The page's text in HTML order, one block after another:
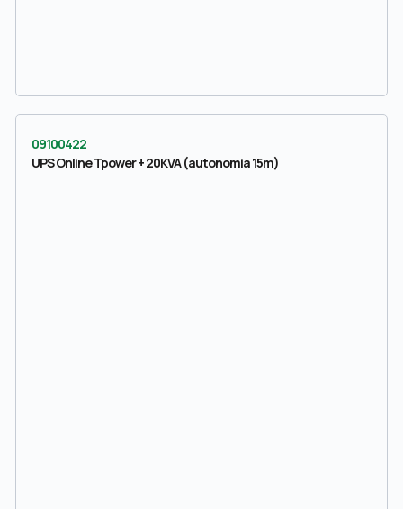
09100422
UPS Online Tpower + 20KVA (autonomia 15m)